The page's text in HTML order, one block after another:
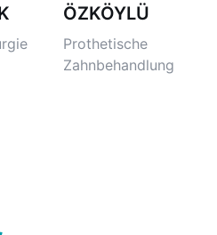
ÖZKÖYLÜ
Prothetische
Zahnbehandlung